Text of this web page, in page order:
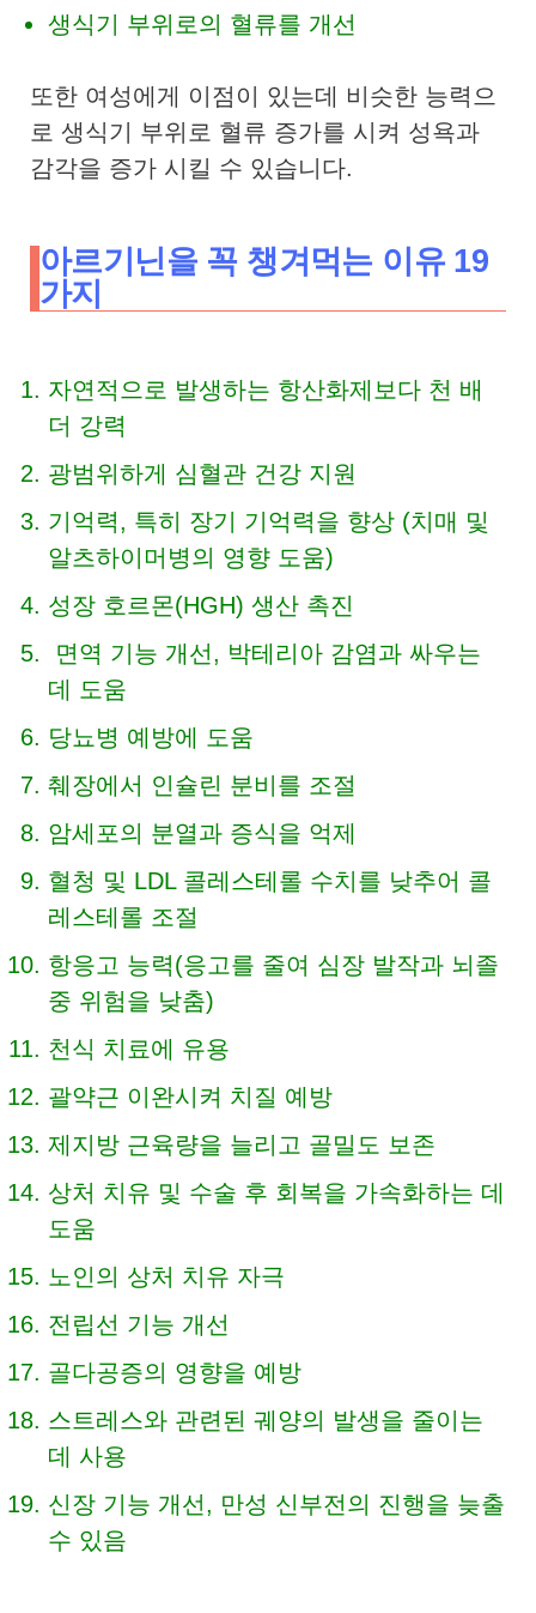
생식기 부위로의 혈류를 개선
또한 여성에게 이점이 있는데 비슷한 능력으
로 생식기 부위로 혈류 증가를 시켜 성욕과
감각을 증가 시킬 수 있습니다.
아르기닌을 꼭 챙겨먹는 이유 19
가지
자연적으로 발생하는 항산화제보다 천 배
더 강력
광범위하게 심혈관 건강 지원
기억력, 특히 장기 기억력을 향상 (치매 및
알츠하이머병의 영향 도움)
성장 호르몬(HGH) 생산 촉진
면역 기능 개선, 박테리아 감염과 싸우는
데 도움
당뇨병 예방에 도움
췌장에서 인슐린 분비를 조절
암세포의 분열과 증식을 억제
혈청 및 LDL 콜레스테롤 수치를 낮추어 콜
레스테롤 조절
항응고 능력(응고를 줄여 심장 발작과 뇌졸
중 위험을 낮춤)
천식 치료에 유용
괄약근 이완시켜 치질 예방
제지방 근육량을 늘리고 골밀도 보존
상처 치유 및 수술 후 회복을 가속화하는 데
도움
노인의 상처 치유 자극
전립선 기능 개선
골다공증의 영향을 예방
스트레스와 관련된 궤양의 발생을 줄이는
데 사용
신장 기능 개선, 만성 신부전의 진행을 늦출
수 있음